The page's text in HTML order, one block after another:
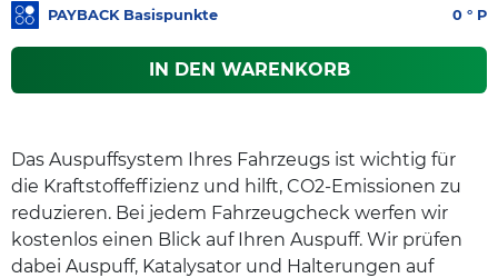
PAYBACK Basispunkte 0 ° P
IN DEN WARENKORB
Das Auspuffsystem Ihres Fahrzeugs ist wichtig für
die Kraftstoffeffizienz und hilft, CO2-Emissionen zu
reduzieren. Bei jedem Fahrzeugcheck werfen wir
kostenlos einen Blick auf Ihren Auspuff. Wir prüfen
dabei Auspuff, Katalysator und Halterungen auf